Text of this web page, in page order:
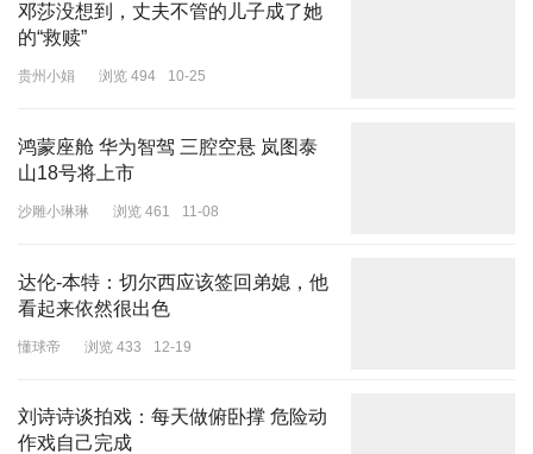
邓莎没想到，丈夫不管的儿子成了她
的“救赎”
贵州小娟 浏览 494 10-25
鸿蒙座舱 华为智驾 三腔空悬 岚图泰
山18号将上市
沙雕小琳琳 浏览 461 11-08
达伦-本特：切尔西应该签回弟媳，他
看起来依然很出色
懂球帝 浏览 433 12-19
刘诗诗谈拍戏：每天做俯卧撑 危险动
作戏自己完成